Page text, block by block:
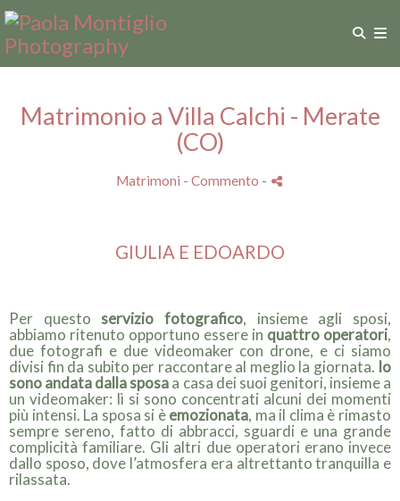
Matrimonio a Villa Calchi - Merate
(CO)
Matrimoni - Commento -
GIULIA E EDOARDO
Per questo servizio fotografico, insieme agli sposi,
abbiamo ritenuto opportuno essere in quattro operatori,
due fotografi e due videomaker con drone, e ci siamo
divisi fin da subito per raccontare al meglio la giornata. Io
sono andata dalla sposaa casa dei suoi genitori, insieme a
un videomaker: lì si sono concentrati alcuni dei momenti
più intensi. La sposa si èemozionata, ma il clima è rimasto
sempre sereno, fatto di abbracci, sguardi e una grande
complicità familiare. Gli altri due operatori erano invece
dallo sposo, dove l’atmosfera era altrettanto tranquilla e
rilassata.